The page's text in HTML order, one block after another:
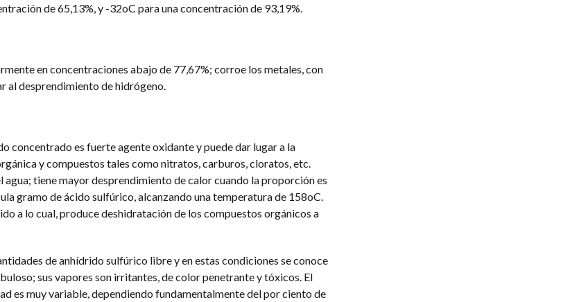
de 65,13%, y -32oC para una concentración de 93,19%.
en concentraciones abajo de 77,67%; corroe los metales, con
al desprendimiento de hidrógeno.
concentrado es fuerte agente oxidante y puede dar lugar a la
y compuestos tales como nitratos, carburos, cloratos, etc.
tiene mayor desprendimiento de calor cuando la proporción es
gramo de ácido sulfúrico, alcanzando una temperatura de 158oC.
a lo cual, produce deshidratación de los compuestos orgánicos a
de anhídrido sulfúrico libre y en estas condiciones se conoce
sus vapores son irritantes, de color penetrante y tóxicos. El
es muy variable, dependiendo fundamentalmente del por ciento de